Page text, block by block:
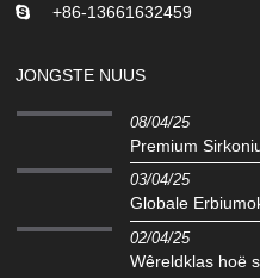
+86-13661632459
JONGSTE NUUS
08/04/25
Premium
03/04/25
Globale
02/04/25
Wêreldklas hoë